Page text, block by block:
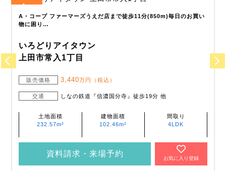
1
上信越自動車道『上田菅平IC』まで 車で10分、お出かけに便利です!
忙しい…
いろどりアイタウン
上田市常磐城6丁目
販売価格 2,890万円（税込）
交通 北陸新幹線『上田』徒歩38分 他
土地面積
198.72m²
建物面積
102.67m²
間取り
4LDK
資料請求・来場予約
お気に入り登録